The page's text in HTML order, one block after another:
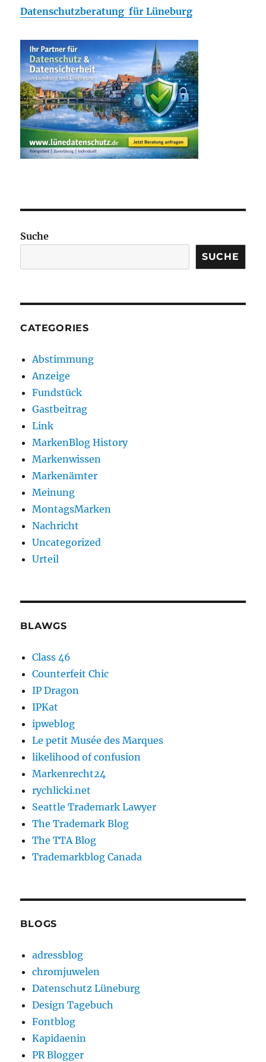
Datenschutzberatung für Lüneburg
Suche
SUCHE
CATEGORIES
Abstimmung
Anzeige
Fundstück
Gastbeitrag
Link
MarkenBlog History
Markenwissen
Markenämter
Meinung
MontagsMarken
Nachricht
Uncategorized
Urteil
BLAWGS
Class 46
Counterfeit Chic
IP Dragon
IPKat
ipweblog
Le petit Musée des Marques
likelihood of confusion
Markenrecht24
rychlicki.net
Seattle Trademark Lawyer
The Trademark Blog
The TTA Blog
Trademarkblog Canada
BLOGS
adressblog
chromjuwelen
Datenschutz Lüneburg
Design Tagebuch
Fontblog
Kapidaenin
PR Blogger